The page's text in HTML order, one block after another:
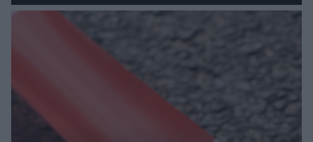
kierunek na urlop!